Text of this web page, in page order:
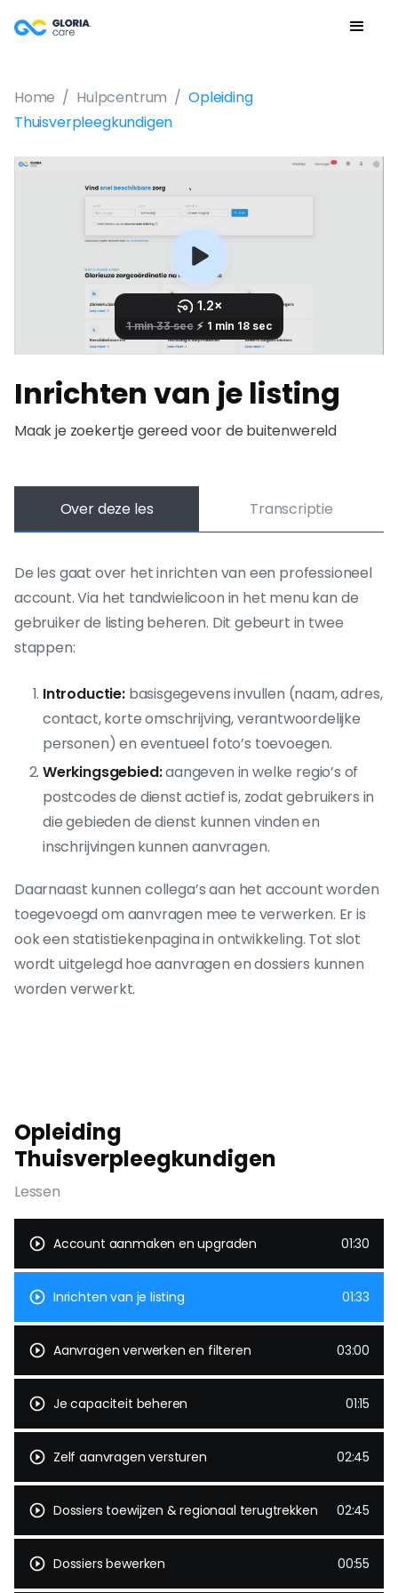
Home / Hulpcentrum / Opleiding
Thuisverpleegkundigen
Opleiding
Thuisverpleegkundigen
Lessen
play_circle_outline Account aanmaken en upgraden 01:30
play_circle_outline Inrichten van je listing 01:33
play_circle_outline Aanvragen verwerken en filteren 03:00
play_circle_outline Je capaciteit beheren 01:15
play_circle_outline Zelf aanvragen versturen 02:45
play_circle_outline Dossiers toewijzen & regionaal terugtrekken 02:45
play_circle_outline Dossiers bewerken 00:55
Inrichten van je listing
Maak je zoekertje gereed voor de buitenwereld
Over deze les Transcriptie
De les gaat over het inrichten van een professioneel
account. Via het tandwielicoon in het menu kan de
gebruiker de listing beheren. Dit gebeurt in twee
stappen:
Introductie:basisgegevens invullen (naam, adres,
contact, korte omschrijving, verantwoordelijke
personen) en eventueel foto’s toevoegen.
Werkingsgebied:aangeven in welke regio’s of
postcodes de dienst actief is, zodat gebruikers in
die gebieden de dienst kunnen vinden en
inschrijvingen kunnen aanvragen.
Daarnaast kunnen collega’s aan het account worden
toegevoegd om aanvragen mee te verwerken. Er is
ook een statistiekenpagina in ontwikkeling. Tot slot
wordt uitgelegd hoe aanvragen en dossiers kunnen
worden verwerkt.